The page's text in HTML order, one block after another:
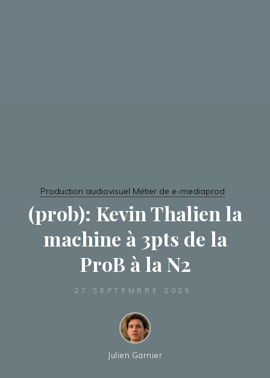
Production audiovisuel Métier de e-mediaprod
(prob): Kevin Thalien la
machine à 3pts de la
ProB à la N2
27 SEPTEMBRE 2025
Julien Garnier